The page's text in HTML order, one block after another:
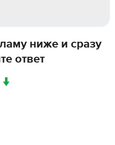
ниже и сразу
ответ
↓